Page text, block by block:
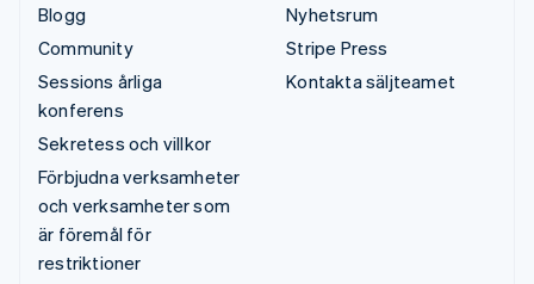
Blogg
Community
Sessions årliga
konferens
Sekretess och villkor
Förbjudna verksamheter
och verksamheter som
är föremål för
restriktioner
Nyhetsrum
Stripe Press
Kontakta säljteamet